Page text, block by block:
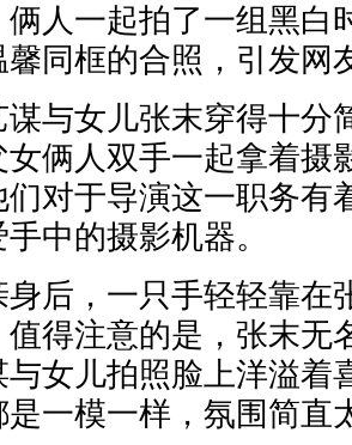
俩人一起拍了一组黑白
同框的合照，引发网
谋与女儿张末穿得十分
俩人双手一起拿着摄
对于导演这一职务有
中的摄影机器。
后，一只手轻轻靠在
得注意的是，张末无
女儿拍照脸上洋溢着
一模一样，氛围简直